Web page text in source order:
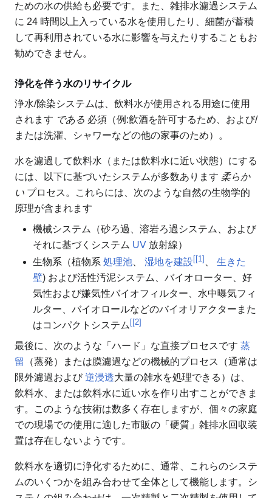
ための水の供給も必要です。また、雑排水濾過システム
に 24 時間以上入っている水を使用したり、細菌が蓄積
して再利用されている水に影響を与えたりすることもお
勧めできません。
浄化を伴う水のリサイクル
浄水/除染システムは、飲料水が使用される用途に使用
されます である 必須（例:飲酒を許可するため、および/
または洗濯、シャワーなどの他の家事のため）。
水を濾過して飲料水（または飲料水に近い状態）にする
には、以下に基づいたシステムが多数あります 柔らか
い プロセス。これらには、次のような自然の生物学的
原理が含まれます
機械システム（砂ろ過、溶岩ろ過システム、および
それに基づくシステム UV 放射線）
生物系（植物系 処理池 湿地を建設[[1]
生きた
壁) および活性汚泥システム、バイオローター、好
気性および嫌気性バイオフィルター、水中曝気フィ
ルター、バイオロールなどのバイオリアクターまた
はコンパクトシステム [[2]
最後に、次のような「ハード」な直接プロセスです 蒸
留
（蒸発）または膜濾過などの機械的プロセス（通常は
限外濾過および逆浸透大量の雑水を処理できる）は、
飲料水、または飲料水に近い水を作り出すことができま
す。このような技術は数多く存在しますが、個々の家庭
での現場での使用に適した市販の「硬質」雑排水回収装
置は存在しないようです。
飲料水を適切に浄化するために、通常、これらのシステ
ムのいくつかを組み合わせて全体として機能します。シ